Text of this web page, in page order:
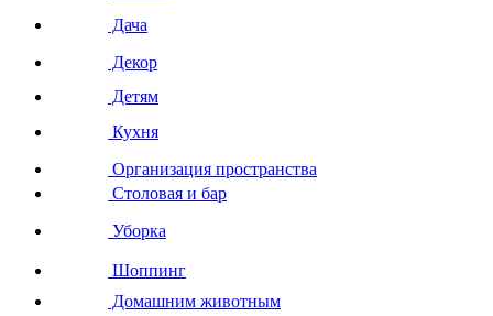
Дача
Декор
Детям
Кухня
Организация пространства
Столовая и бар
Уборка
Шоппинг
Домашним животным